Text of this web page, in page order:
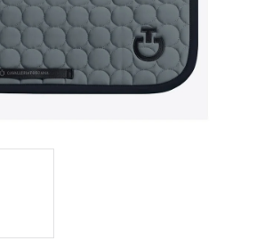
Dodacie podmienky